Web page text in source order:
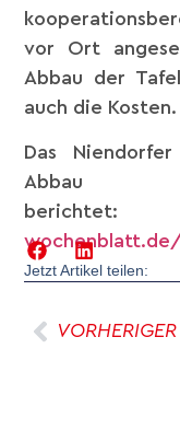
vor Ort
Abbau der
auch die Kosten.
Das
Jetzt Artikel teilen: